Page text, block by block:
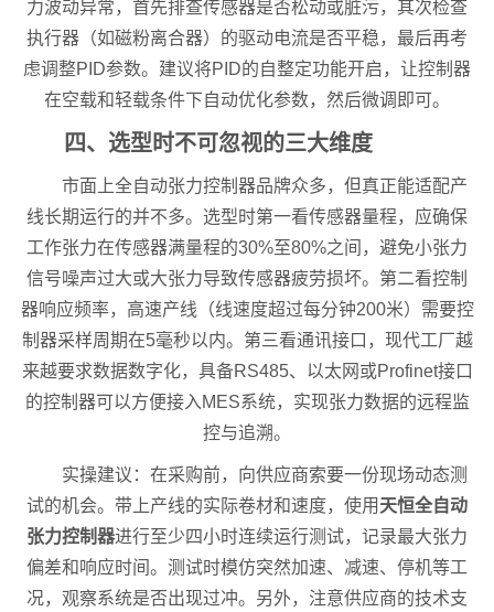
力波动异常，首先排查传感器是否松动或脏污，其次检查
执行器（如磁粉离合器）的驱动电流是否平稳，最后再考
虑调整PID参数。建议将PID的自整定功能开启，让控制器
在空载和轻载条件下自动优化参数，然后微调即可。
四、选型时不可忽视的三大维度
市面上全自动张力控制器品牌众多，但真正能适配产
线长期运行的并不多。选型时第一看传感器量程，应确保
工作张力在传感器满量程的30%至80%之间，避免小张力
信号噪声过大或大张力导致传感器疲劳损坏。第二看控制
器响应频率，高速产线（线速度超过每分钟200米）需要控
制器采样周期在5毫秒以内。第三看通讯接口，现代工厂越
来越要求数据数字化，具备RS485、以太网或Profinet接口
的控制器可以方便接入MES系统，实现张力数据的远程监
控与追溯。
实操建议：在采购前，向供应商索要一份现场动态测
试的机会。带上产线的实际卷材和速度，使用 天恒全自动
张力控制器进行至少四小时连续运行测试，记录最大张力
偏差和响应时间。测试时模仿突然加速、减速、停机等工
况，观察系统是否出现过冲。另外，注意供应商的技术支